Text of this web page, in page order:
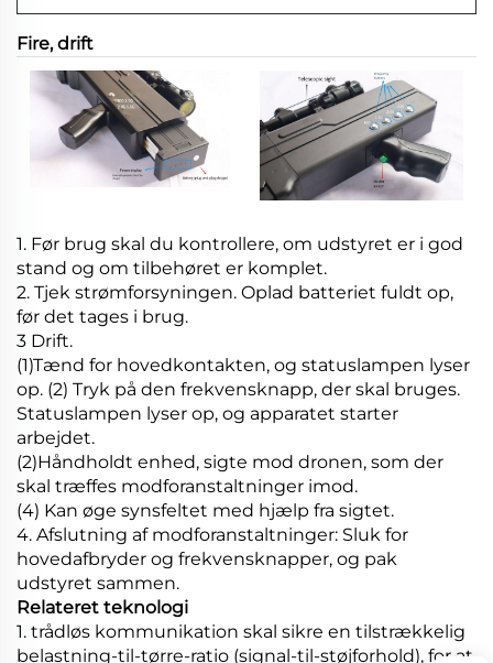
Fire, drift
1. Før brug skal du kontrollere, om udstyret er i god
stand og om tilbehøret er komplet.
2. Tjek strømforsyningen. Oplad batteriet fuldt op,
før det tages i brug.
3 Drift.
(1)Tænd for hovedkontakten, og statuslampen lyser
op. (2) Tryk på den frekvensknapp, der skal bruges.
Statuslampen lyser op, og apparatet starter
arbejdet.
(2)Håndholdt enhed, sigte mod dronen, som der
skal træffes modforanstaltninger imod.
(4) Kan øge synsfeltet med hjælp fra sigtet.
4. Afslutning af modforanstaltninger: Sluk for
hovedafbryder og frekvensknapper, og pak
udstyret sammen.
Relateret teknologi
1. trådløs kommunikation skal sikre en tilstrækkelig
belastning-til-tørre-ratio (signal-til-støjforhold), for at